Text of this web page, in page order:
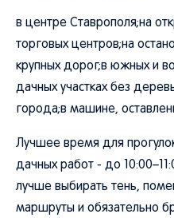
в центре Ставрополя;на
торговых центров;на
крупных дорог;в южных и
дачных участках без
города;в машине,
Лучшее время для
дачных работ - до
лучше выбирать тень,
маршруты и обязательно